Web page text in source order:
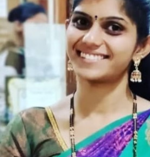
ಅಶ್ವಿನಿ
ಕುಲಾಲ್
ಕಡ್ತಲ